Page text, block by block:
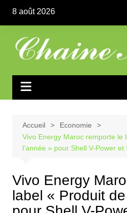
contenu
8 août 2026
Accueil
Economie
Vivo Energy Maroc remporte le
l’année » pour Shell V-Power et
Vivo Energy
label « Produit de